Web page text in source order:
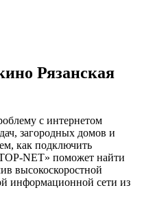
Рязанская
с интернетом
загородных домов и
как подключить
NET» поможет найти
высокоскоростной
информационной сети из